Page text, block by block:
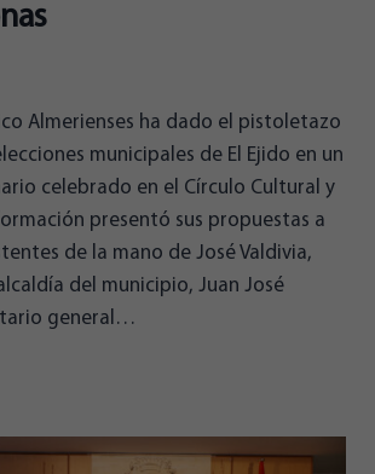
Almerienses ha dado el pistoletazo
municipales de El Ejido en un
celebrado en el Círculo Cultural y
presentó sus propuestas a
de la mano de José Valdivia,
del municipio, Juan José
general…